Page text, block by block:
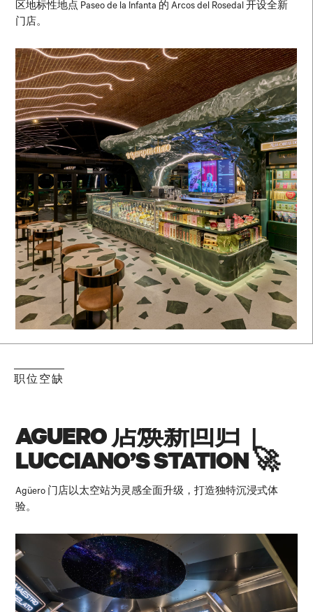
区地标性地点 Paseo de la Infanta 的 Arcos del Rosedal 开设全新
门店。
职位空缺
AGÜERO 店焕新回归｜
LUCCIANO’S STATION 🚀
Agüero 门店以太空站为灵感全面升级，打造独特沉浸式体
验。